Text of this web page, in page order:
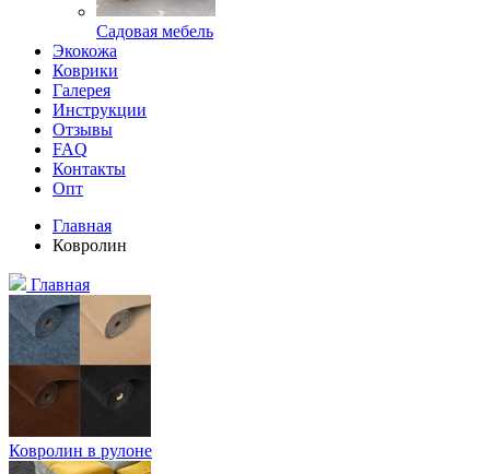
Садовая мебель
Экокожа
Коврики
Галерея
Инструкции
Отзывы
FAQ
Контакты
Опт
Главная
Ковролин
Главная
Ковролин в рулоне